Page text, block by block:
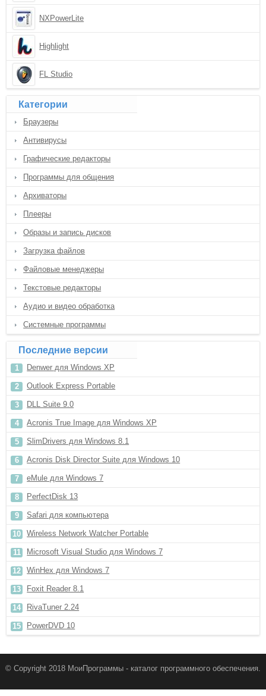
NXPowerLite
Highlight
FL Studio
Категории
Браузеры
Антивирусы
Графические редакторы
Программы для общения
Архиваторы
Плееры
Образы и запись дисков
Загрузка файлов
Файловые менеджеры
Текстовые редакторы
Аудио и видео обработка
Системные программы
Последние версии
Denwer для Windows XP
Outlook Express Portable
DLL Suite 9.0
Acronis True Image для Windows XP
SlimDrivers для Windows 8.1
Acronis Disk Director Suite для Windows 10
eMule для Windows 7
PerfectDisk 13
Safari для компьютера
Wireless Network Watcher Portable
Microsoft Visual Studio для Windows 7
WinHex для Windows 7
Foxit Reader 8.1
RivaTuner 2.24
PowerDVD 10
© Copyright 2018 МоиПрограммы - каталог программного обеспечения.